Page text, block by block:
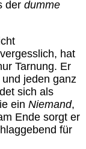
der dumme
hat
Tarnung. Er
jeden ganz
sich als
ein Niemand,
Ende sorgt er
für